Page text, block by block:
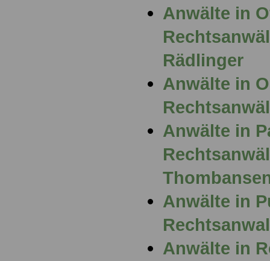
Anwälte in
Rädlinger
Anwälte in
Anwälte in
Anwälte in
Anwälte in